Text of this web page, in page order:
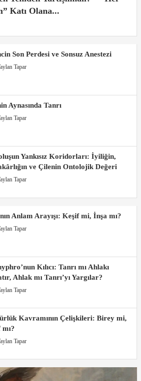
Katı Olana...
Son Perdesi ve Sonsuz Anestezi
Tapar
Aynasında Tanrı
Tapar
Yankısız Koridorları: İyiliğin,
ve Çilenin Ontolojik Değeri
Tapar
Anlam Arayışı: Keşif mi, İnşa mı?
Tapar
Kılıcı: Tanrı mı Ahlakı
Ahlak mı Tanrı’yı Yargılar?
Tapar
Kavramının Çelişkileri: Birey mi,
mı?
Tapar